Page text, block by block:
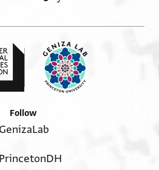
Follow
GenizaLab
PrincetonDH